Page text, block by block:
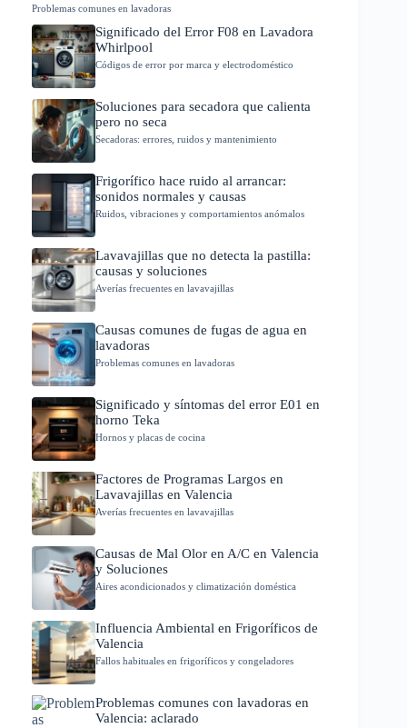
Problemas comunes en lavadoras
Significado del Error F08 en Lavadora
Whirlpool
Códigos de error por marca y electrodoméstico
Soluciones para secadora que calienta
pero no seca
Secadoras: errores, ruidos y mantenimiento
Frigorífico hace ruido al arrancar:
sonidos normales y causas
Ruidos, vibraciones y comportamientos anómalos
Lavavajillas que no detecta la pastilla:
causas y soluciones
Averías frecuentes en lavavajillas
Causas comunes de fugas de agua en
lavadoras
Problemas comunes en lavadoras
Significado y síntomas del error E01 en
horno Teka
Hornos y placas de cocina
Factores de Programas Largos en
Lavavajillas en Valencia
Averías frecuentes en lavavajillas
Causas de Mal Olor en A/C en Valencia
y Soluciones
Aires acondicionados y climatización doméstica
Influencia Ambiental en Frigoríficos de
Valencia
Fallos habituales en frigoríficos y congeladores
Problemas comunes con lavadoras en
Valencia: aclarado